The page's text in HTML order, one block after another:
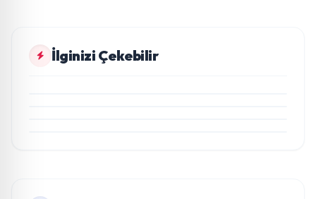
İlginizi Çekebilir
MAGAZİN
Svadba Zincirleri Sahibi Semih Hot Yaş Gününü
MAGAZİN